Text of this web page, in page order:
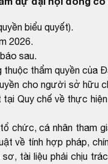
biểu quyết).
2026.
sau.
thẩm quyền của
cho người sở hữu
Quy chế về thực
chức, cá nhân tham
về tính hợp pháp,
tài liệu phải chịu